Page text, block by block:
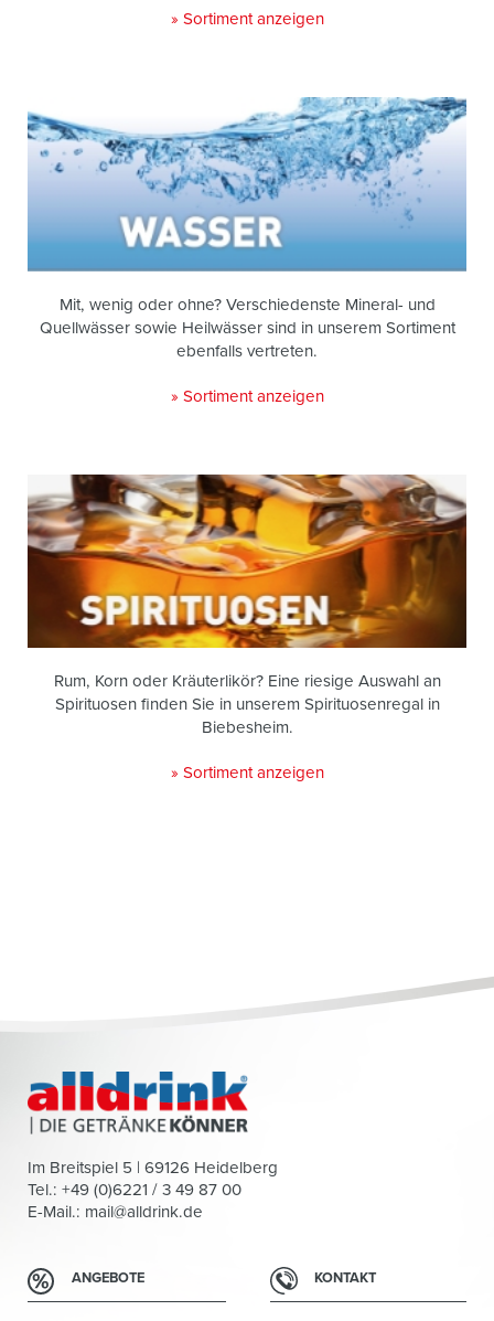
» Sortiment anzeigen
Mit, wenig oder ohne? Verschiedenste Mineral- und
Quellwässer sowie Heilwässer sind in unserem Sortiment
ebenfalls vertreten.
» Sortiment anzeigen
Rum, Korn oder Kräuterlikör? Eine riesige Auswahl an
Spirituosen finden Sie in unserem Spirituosenregal in
Biebesheim.
» Sortiment anzeigen
Im Breitspiel 5 | 69126 Heidelberg
Tel.: +49 (0)6221 / 3 49 87 00
E-Mail.: mail@alldrink.de
ANGEBOTE KONTAKT